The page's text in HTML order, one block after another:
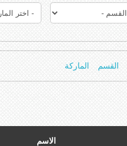
القسم الماركة
الاسم